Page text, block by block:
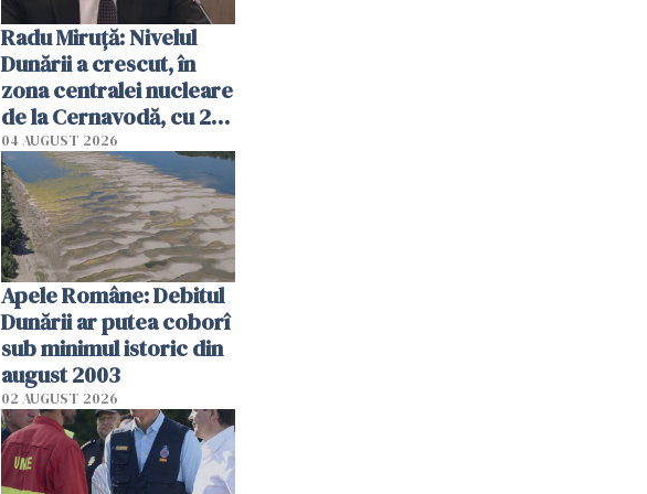
Radu Miruţă: Nivelul
Dunării a crescut, în
zona centralei nucleare
de la Cernavodă, cu 2
cm faţă de ziua trecută
04 AUGUST 2026
Apele Române: Debitul
Dunării ar putea coborî
sub minimul istoric din
august 2003
02 AUGUST 2026